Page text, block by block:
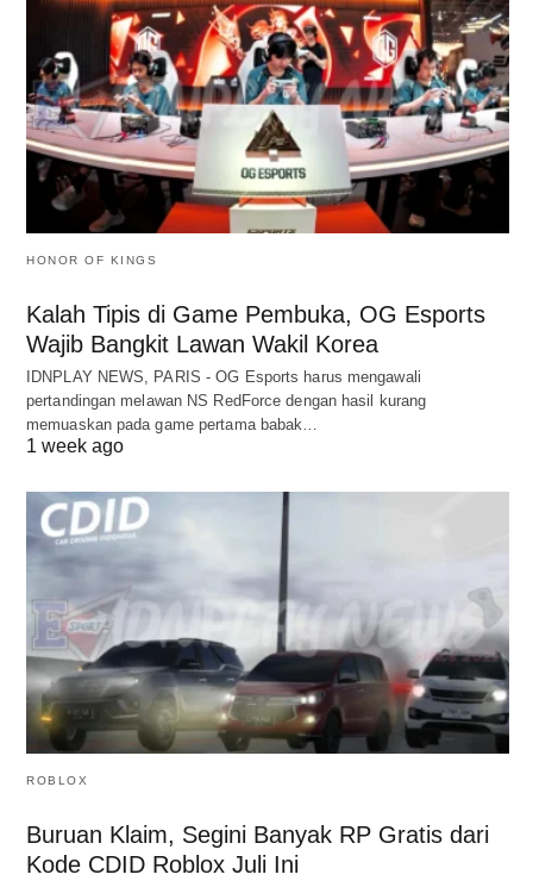
HONOR OF KINGS
Kalah Tipis di Game Pembuka, OG Esports
Wajib Bangkit Lawan Wakil Korea
IDNPLAY NEWS, PARIS - OG Esports harus mengawali
pertandingan melawan NS RedForce dengan hasil kurang
memuaskan pada game pertama babak…
1 week ago
ROBLOX
Buruan Klaim, Segini Banyak RP Gratis dari
Kode CDID Roblox Juli Ini